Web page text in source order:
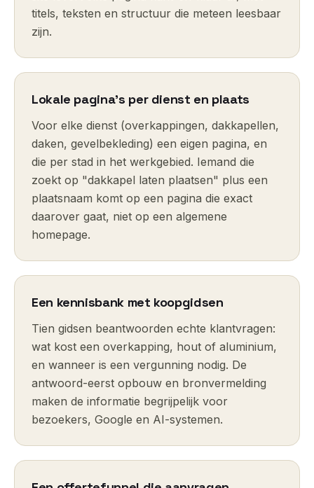
titels, teksten en structuur die meteen leesbaar
zijn.
Lokale pagina’s per dienst en plaats
Voor elke dienst (overkappingen, dakkapellen,
daken, gevelbekleding) een eigen pagina, en
die per stad in het werkgebied. Iemand die
zoekt op "dakkapel laten plaatsen" plus een
plaatsnaam komt op een pagina die exact
daarover gaat, niet op een algemene
homepage.
Een kennisbank met koopgidsen
Tien gidsen beantwoorden echte klantvragen:
wat kost een overkapping, hout of aluminium,
en wanneer is een vergunning nodig. De
antwoord-eerst opbouw en bronvermelding
maken de informatie begrijpelijk voor
bezoekers, Google en AI-systemen.